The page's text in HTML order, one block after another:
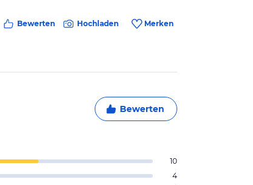
Bewerten Hochladen Merken
Bewerten
10
4